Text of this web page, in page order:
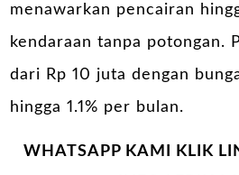
menawarkan pencairan
kendaraan tanpa potongan.
dari Rp 10 juta dengan
hingga 1.1% per bulan.
WHATSAPP KAMI KLIK